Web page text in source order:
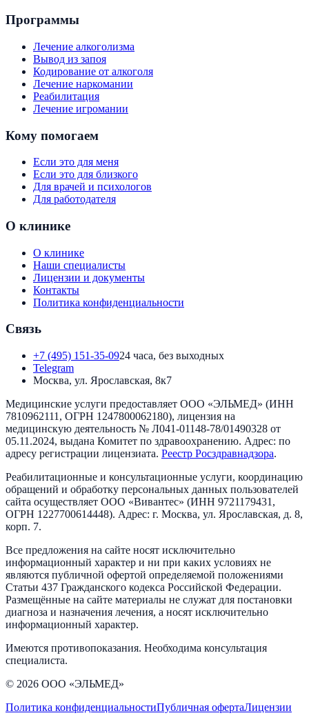
Программы
Лечение алкоголизма
Вывод из запоя
Кодирование от алкоголя
Лечение наркомании
Реабилитация
Лечение игромании
Кому помогаем
Если это для меня
Если это для близкого
Для врачей и психологов
Для работодателя
О клинике
О клинике
Наши специалисты
Лицензии и документы
Контакты
Политика конфиденциальности
Связь
+7 (495) 151-35-0924 часа, без выходных
Telegram
Москва, ул. Ярославская, 8к7
Медицинские услуги предоставляет ООО «ЭЛЬМЕД» (ИНН
7810962111 , ОГРН 1247800062180), лицензия на
медицинскую деятельность № Л041-01148-78/01490328 от
05.11.2024, выдана Комитет по здравоохранению. Адрес: по
адресу регистрации лицензиата. Реестр Росздравнадзора.
Реабилитационные и консультационные услуги, координацию
обращений и обработку персональных данных пользователей
сайта осуществляет ООО «Вивантес» (ИНН 9721179431 ,
ОГРН 1227700614448). Адрес: г. Москва, ул. Ярославская, д. 8,
корп. 7.
Все предложения на сайте носят исключительно
информационный характер и ни при каких условиях не
являются публичной офертой определяемой положениями
Статьи 437 Гражданского кодекса Российской Федерации.
Размещённые на сайте материалы не служат для постановки
диагноза и назначения лечения, а носят исключительно
информационный характер.
Имеются противопоказания. Необходима консультация
специалиста.
© 2026 ООО «ЭЛЬМЕД»
Политика конфиденциальностиПубличная офертаЛицензии